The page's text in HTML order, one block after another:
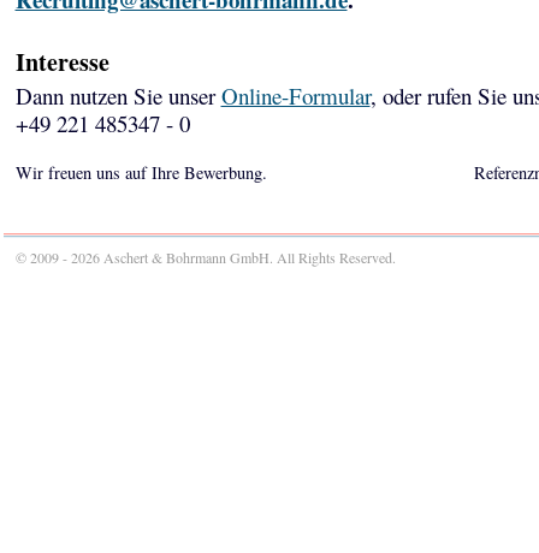
Interesse
Dann nutzen Sie unserOnline-Formular, oder rufen Sie
+49 221 485347 - 0
Wir freuen uns auf Ihre Bewerbung.
© 2009 - 2026 Aschert & Bohrmann GmbH. All Rights Reserved.